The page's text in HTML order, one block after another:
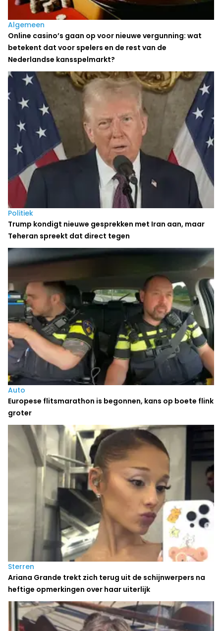
Algemeen
Online casino’s gaan op voor nieuwe vergunning: wat
betekent dat voor spelers en de rest van de
Nederlandse kansspelmarkt?
Politiek
Trump kondigt nieuwe gesprekken met Iran aan, maar
Teheran spreekt dat direct tegen
Auto
Europese flitsmarathon is begonnen, kans op boete flink
groter
Sterren
Ariana Grande trekt zich terug uit de schijnwerpers na
heftige opmerkingen over haar uiterlijk